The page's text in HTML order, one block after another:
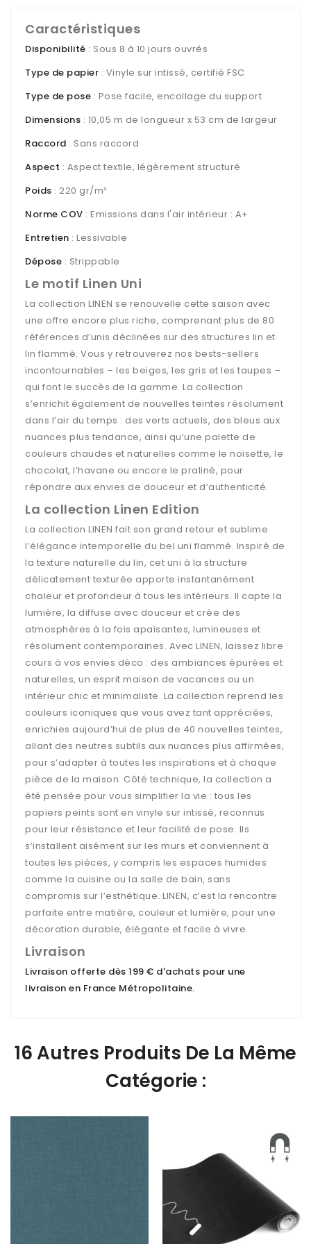
Caractéristiques
Disponibilité : Sous 8 à 10 jours ouvrés
Type de papier : Vinyle sur intissé, certifié FSC
Type de pose : Pose facile, encollage du support
Dimensions : 10,05 m de longueur x 53 cm de largeur
Raccord : Sans raccord
Aspect : Aspect textile, légèrement structuré
Poids : 220 gr/m²
Norme COV : Emissions dans l'air intérieur : A+
Entretien : Lessivable
Dépose : Strippable
Le motif Linen Uni
La collection LINEN se renouvelle cette saison avec
une offre encore plus riche, comprenant plus de 80
références d’unis déclinées sur des structures lin et
lin flammé. Vous y retrouverez nos bests-sellers
incontournables – les beiges, les gris et les taupes –
qui font le succès de la gamme. La collection
s’enrichit également de nouvelles teintes résolument
dans l’air du temps : des verts actuels, des bleus aux
nuances plus tendance, ainsi qu’une palette de
couleurs chaudes et naturelles comme le noisette, le
chocolat, l’havane ou encore le praliné, pour
répondre aux envies de douceur et d’authenticité.
La collection Linen Edition
La collection LINEN fait son grand retour et sublime
l’élégance intemporelle du bel uni flammé. Inspiré de
la texture naturelle du lin, cet uni à la structure
délicatement texturée apporte instantanément
chaleur et profondeur à tous les intérieurs. Il capte la
lumière, la diffuse avec douceur et crée des
atmosphères à la fois apaisantes, lumineuses et
résolument contemporaines. Avec LINEN, laissez libre
cours à vos envies déco : des ambiances épurées et
naturelles, un esprit maison de vacances ou un
intérieur chic et minimaliste. La collection reprend les
couleurs iconiques que vous avez tant appréciées,
enrichies aujourd’hui de plus de 40 nouvelles teintes,
allant des neutres subtils aux nuances plus affirmées,
pour s’adapter à toutes les inspirations et à chaque
pièce de la maison. Côté technique, la collection a
été pensée pour vous simplifier la vie : tous les
papiers peints sont en vinyle sur intissé, reconnus
pour leur résistance et leur facilité de pose. Ils
s’installent aisément sur les murs et conviennent à
toutes les pièces, y compris les espaces humides
comme la cuisine ou la salle de bain, sans
compromis sur l’esthétique. LINEN, c’est la rencontre
parfaite entre matière, couleur et lumière, pour une
décoration durable, élégante et facile à vivre.
Livraison
Livraison offerte dès 199 € d'achats pour une
livraison en France Métropolitaine.
16 Autres Produits De La Même
Catégorie :